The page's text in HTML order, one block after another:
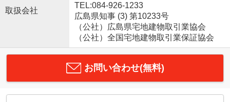
取扱会社
TEL:084-926-1233
広島県知事 (3) 第10233号
（公社）広島県宅地建物取引業協会
（公社）全国宅地建物取引業保証協会
お問い合わせ(無料)